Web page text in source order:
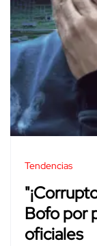
Tendencias
Bofo por
oficiales